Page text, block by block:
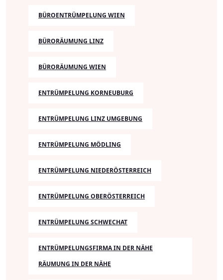
BÜROENTRÜMPELUNG WIEN
BÜRORÄUMUNG LINZ
BÜRORÄUMUNG WIEN
ENTRÜMPELUNG KORNEUBURG
ENTRÜMPELUNG LINZ UMGEBUNG
ENTRÜMPELUNG MÖDLING
ENTRÜMPELUNG NIEDERÖSTERREICH
ENTRÜMPELUNG OBERÖSTERREICH
ENTRÜMPELUNG SCHWECHAT
ENTRÜMPELUNGSFIRMA IN DER NÄHE
RÄUMUNG IN DER NÄHE